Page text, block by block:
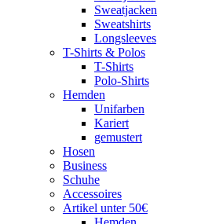
Sweatjacken
Sweatshirts
Longsleeves
T-Shirts & Polos
T-Shirts
Polo-Shirts
Hemden
Unifarben
Kariert
gemustert
Hosen
Business
Schuhe
Accessoires
Artikel unter 50€